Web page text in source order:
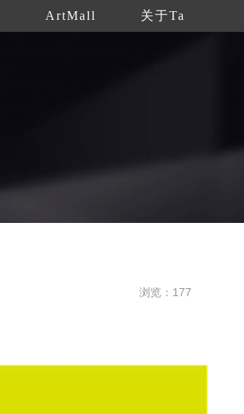
ArtMall 关于Ta
浏览：177